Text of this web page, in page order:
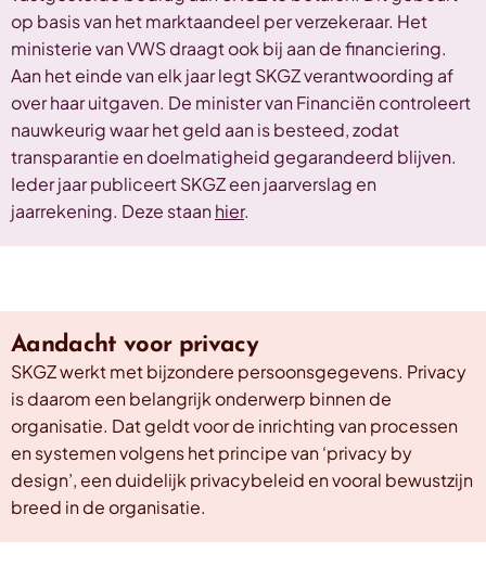
op basis van het marktaandeel per verzekeraar. Het
ministerie van VWS draagt ook bij aan de financiering.
Aan het einde van elk jaar legt SKGZ verantwoording af
over haar uitgaven. De minister van Financiën controleert
nauwkeurig waar het geld aan is besteed, zodat
transparantie en doelmatigheid gegarandeerd blijven.
Ieder jaar publiceert SKGZ een jaarverslag en
jaarrekening. Deze staanhier.
Aandacht voor privacy
SKGZ werkt met bijzondere persoonsgegevens. Privacy
is daarom een belangrijk onderwerp binnen de
organisatie. Dat geldt voor de inrichting van processen
en systemen volgens het principe van ‘privacy by
design’, een duidelijk privacybeleid en vooral bewustzijn
breed in de organisatie.